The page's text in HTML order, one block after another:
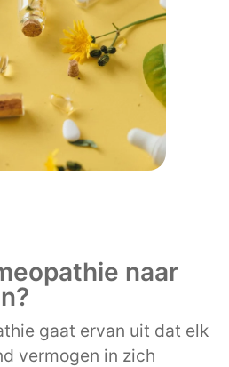
naar
gaat ervan uit dat elk
vermogen in zich